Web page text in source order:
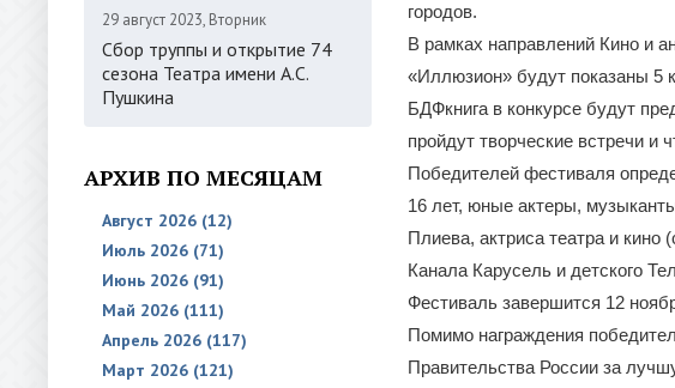
29 август 2023, Вторник
Сбор труппы и открытие 74
сезона Театра имени А.С.
Пушкина
АРХИВ ПО МЕСЯЦАМ
Август 2026 (12)
Июль 2026 (71)
Июнь 2026 (91)
Май 2026 (111)
Апрель 2026 (117)
Март 2026 (121)
городов.
В рамках направлений Кино и
«Иллюзион» будут показаны 5
БДФкнига в конкурсе будут
пройдут творческие встречи и
Победителей фестиваля
16 лет, юные актеры,
Плиева, актриса театра и
Канала Карусель и детского
Фестиваль завершится 12
Помимо награждения
Правительства России за